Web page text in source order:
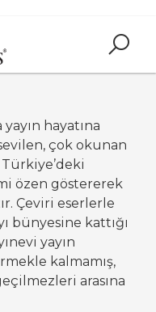
yayın hayatına
çok okunan
özen göstererek
Çeviri eserlerle
bünyesine kattığı
yayın
kalmamış,
arasına